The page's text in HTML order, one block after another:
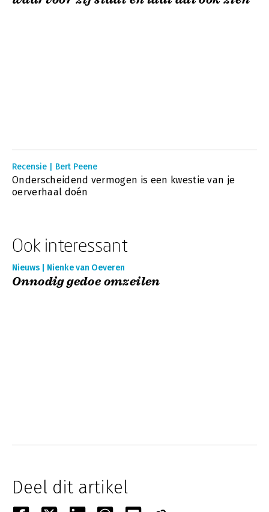
Recensie | Bert Peene
Onderscheidend vermogen is een kwestie van je
oerverhaal doén
Ook interessant
Nieuws | Nienke van Oeveren
Onnodig gedoe omzeilen
Deel dit artikel